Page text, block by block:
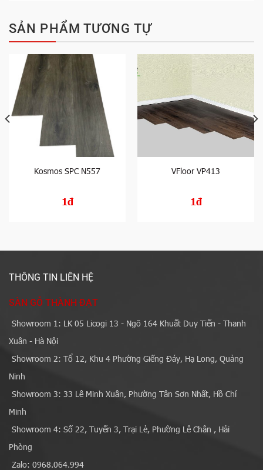
SẢN PHẨM TƯƠNG TỰ
Kosmos SPC N557
1đ
VFloor VP413
1đ
THÔNG TIN LIÊN HỆ
SÀN GỖ THÀNH ĐẠT
Showroom 1: LK 05 Licogi 13 - Ngõ 164 Khuất Duy Tiến - Thanh
Xuân - Hà Nội
Showroom 2: Tổ 12, Khu 4 Phường Giếng Đáy, Hạ Long, Quảng
Ninh
Showroom 3: 33 Lê Minh Xuân, Phường Tân Sơn Nhất, Hồ Chí
Minh
Showroom 4: Số 22, Tuyến 3, Trại Lẻ, Phường Lê Chân , Hải
Phòng
Zalo: 0968.064.994